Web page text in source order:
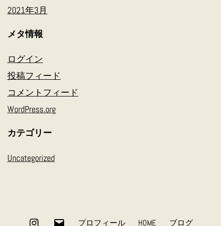
2021年3月
メタ情報
ログイン
投稿フィード
コメントフィード
WordPress.org
カテゴリー
Uncategorized
Instagram プロフィール HOME ブログ